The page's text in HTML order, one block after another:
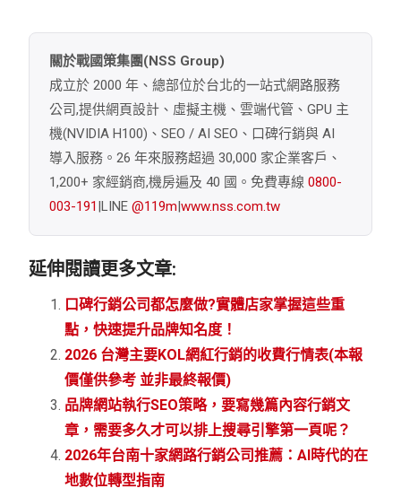
關於戰國策集團(NSS Group)
成立於 2000 年、總部位於台北的一站式網路服務
公司,提供網頁設計、虛擬主機、雲端代管、GPU 主
機(NVIDIA H100)、SEO / AI SEO、口碑行銷與 AI
導入服務。26 年來服務超過 30,000 家企業客戶、
1,200+ 家經銷商,機房遍及 40 國。免費專線0800-
003-191|LINE@119m|www.nss.com.tw
延伸閱讀更多文章:
口碑行銷公司都怎麼做?實體店家掌握這些重
點，快速提升品牌知名度！
2026 台灣主要KOL網紅行銷的收費行情表(本報
價僅供參考 並非最終報價)
品牌網站執行SEO策略，要寫幾篇內容行銷文
章，需要多久才可以排上搜尋引擎第一頁呢？
2026年台南十家網路行銷公司推薦：AI時代的在
地數位轉型指南